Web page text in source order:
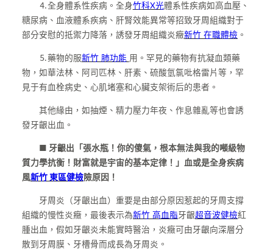
⒋全身體系性疾病。全身竹科X光體系性疾病如高血壓、
糖尿病、血液體系疾病、肝腎效能異常等招致牙周組織對于
部分安慰的抵禦力降落，誘發牙周組織炎癥新竹 在職體檢 。
⒌藥物的服新竹 肺功能 用。罕見的藥物有抗凝血類藥
物，如華法林、阿司匹林、肝素、硫酸氫氯吡格雷片等，罕
見于有血栓病史、心肌堵塞和心臟支架術后的患者。
其他緣由，如抽煙、精力壓力年夜、作息雜亂等也會誘
發牙齦出血。
■ 牙齦出「張水瓶！你的傻氣，根本無法與我的噸級物
質力學抗衡！財富就是宇宙的基本定律！」血或是全身疾病
風新竹 東區健檢險原因！
牙周炎（牙齦出血）重要是由部分原因惹起的牙周支撐
組織的慢性炎癥，最後表示為新竹 高血脂牙齦超音波健檢紅
腫出血，假如牙齦炎未能實時醫治，炎癥可由牙齦向深層分
散到牙周膜、牙槽骨而成長為牙周炎。